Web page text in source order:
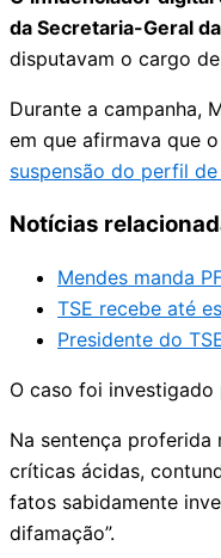
da Secretaria-Geral
disputavam o cargo
Durante a campanha,
em que afirmava que
suspensão do perfil
Notícias
Mendes manda
TSE recebe até
Presidente do
O caso foi investigado
Na sentença proferida
críticas ácidas,
fatos sabidamente
difamação”.